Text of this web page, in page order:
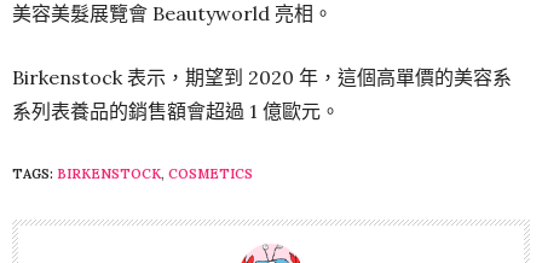
美容美髮展覽會 Beautyworld 亮相。
Birkenstock 表示，期望到 2020 年，這個高單價的美容系
系列表養品的銷售額會超過 1 億歐元。
TAGS: BIRKENSTOCK, COSMETICS